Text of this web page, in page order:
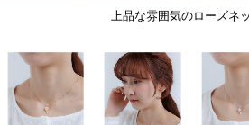
上品な雰囲気のローズネ